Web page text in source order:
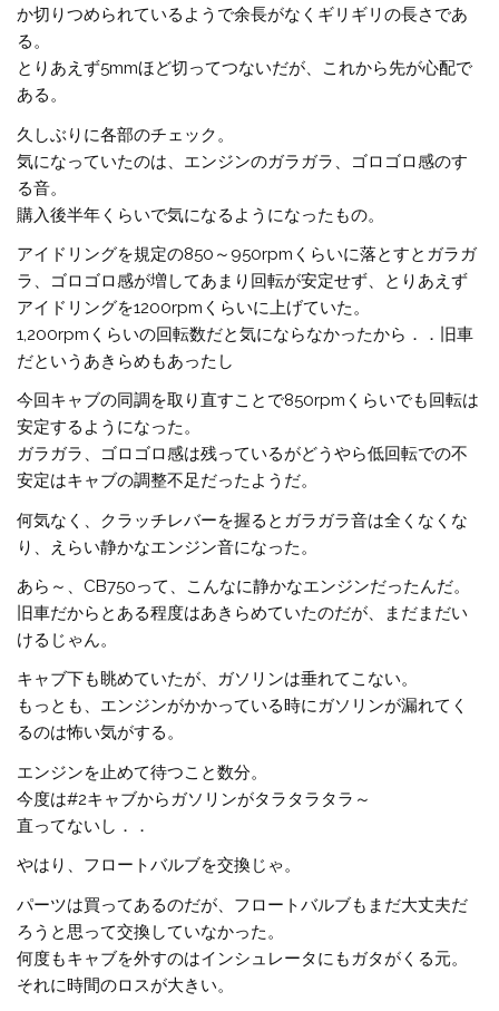
か切りつめられているようで余長がなくギリギリの長さであ
る。
とりあえず5mmほど切ってつないだが、これから先が心配で
ある。
久しぶりに各部のチェック。
気になっていたのは、エンジンのガラガラ、ゴロゴロ感のす
る音。
購入後半年くらいで気になるようになったもの。
アイドリングを規定の850～950rpmくらいに落とすとガラガ
ラ、ゴロゴロ感が増してあまり回転が安定せず、とりあえず
アイドリングを1200rpmくらいに上げていた。
1,200rpmくらいの回転数だと気にならなかったから．．旧車
だというあきらめもあったし
今回キャブの同調を取り直すことで850rpmくらいでも回転は
安定するようになった。
ガラガラ、ゴロゴロ感は残っているがどうやら低回転での不
安定はキャブの調整不足だったようだ。
何気なく、クラッチレバーを握るとガラガラ音は全くなくな
り、えらい静かなエンジン音になった。
あら～、CB750って、こんなに静かなエンジンだったんだ。
旧車だからとある程度はあきらめていたのだが、まだまだい
けるじゃん。
キャブ下も眺めていたが、ガソリンは垂れてこない。
もっとも、エンジンがかかっている時にガソリンが漏れてく
るのは怖い気がする。
エンジンを止めて待つこと数分。
今度は#2キャブからガソリンがタラタラタラ～
直ってないし．．
やはり、フロートバルブを交換じゃ。
パーツは買ってあるのだが、フロートバルブもまだ大丈夫だ
ろうと思って交換していなかった。
何度もキャブを外すのはインシュレータにもガタがくる元。
それに時間のロスが大きい。